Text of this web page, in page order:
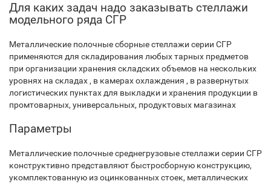
Для каких задач надо заказывать стеллажи
модельного ряда СГР
Металлические полочные сборные стеллажи серии СГР
применяются для складирования любых тарных предметов
при организации хранения складских объемов на нескольких
уровнях на складах , в камерах охлаждения , в развернутых
логистических пунктах для выкладки и хранения продукции в
промтоварных, универсальных, продуктовых магазинах
Параметры
Металлические полочные среднегрузовые стеллажи серии СГР
конструктивно представляют быстросборную конструкцию,
укомплектованную из оцинкованных стоек, металлических